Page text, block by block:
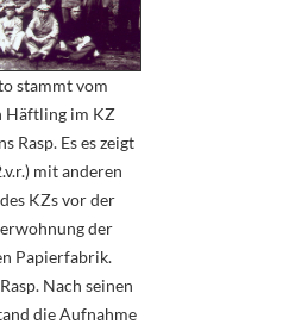
stammt vom
Häftling im KZ
Rasp. Es es zeigt
mit anderen
KZs vor der
der
Papierfabrik.
Nach seinen
die Aufnahme